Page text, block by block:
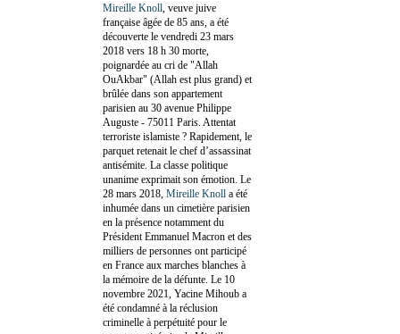
Mireille Knoll , veuve juive
française âgée de 85 ans, a été
découverte le vendredi 23 mars
2018 vers 18 h 30 morte,
poignardée au cri de "Allah
OuAkbar" (Allah est plus grand) et
brûlée dans son appartement
parisien au 30 avenue Philippe
Auguste - 75011 Paris. Attentat
terroriste islamiste ? Rapidement, le
parquet retenait le chef d’assassinat
antisémite. La classe politique
unanime exprimait son émotion. Le
28 mars 2018, Mireille Knoll a été
inhumée dans un cimetière parisien
en la présence notamment du
Président Emmanuel Macron et des
milliers de personnes ont participé
en France aux marches blanches à
la mémoire de la défunte. Le 10
novembre 2021, Yacine Mihoub a
été condamné à la réclusion
criminelle à perpétuité pour le